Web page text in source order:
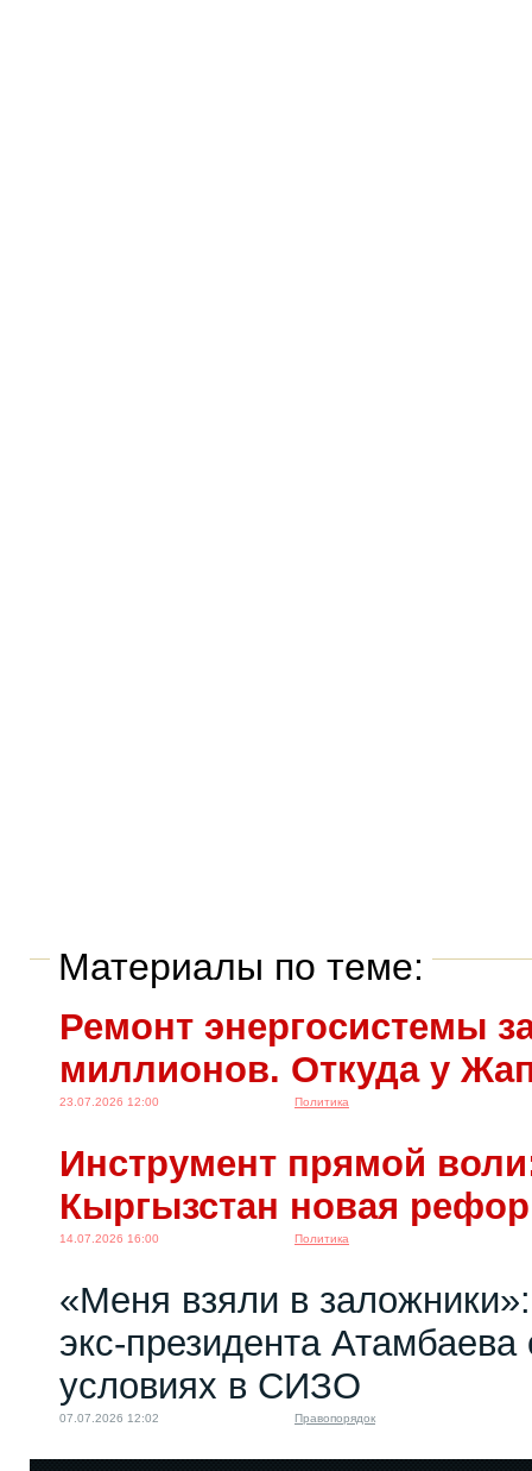
Материалы по теме:
Ремонт энергосистемы
миллионов. Откуда у
23.07.2026 12:00 Политика
Инструмент прямой
Кыргызстан новая
14.07.2026 16:00 Политика
«Меня взяли в
экс‑президента
условиях в СИЗО
07.07.2026 12:02 Правопорядок